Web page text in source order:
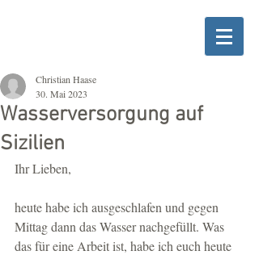
Wasserversorgung auf
Sizilien
Christian Haase
30. Mai 2023
Ihr Lieben,
heute habe ich ausgeschlafen und gegen
Mittag dann das Wasser nachgefüllt. Was
das für eine Arbeit ist, habe ich euch heute